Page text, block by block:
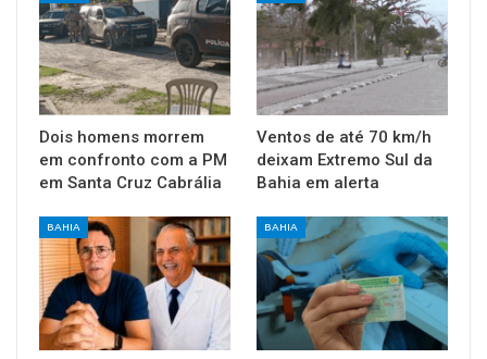
Dois homens morrem
em confronto com a PM
em Santa Cruz Cabrália
Ventos de até 70 km/h
deixam Extremo Sul da
Bahia em alerta
BAHIA BAHIA